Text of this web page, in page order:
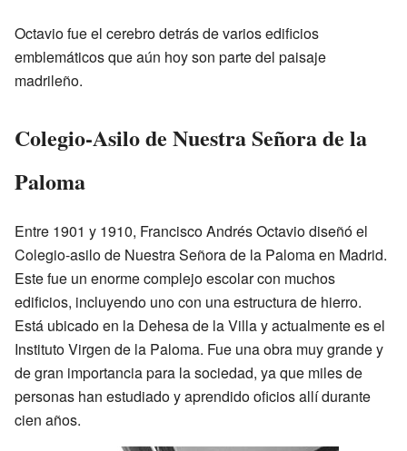
Octavio fue el cerebro detrás de varios edificios
emblemáticos que aún hoy son parte del paisaje
madrileño.
Colegio-Asilo de Nuestra Señora de la
Paloma
Entre 1901 y 1910, Francisco Andrés Octavio diseñó el
Colegio-asilo de Nuestra Señora de la Paloma en Madrid.
Este fue un enorme complejo escolar con muchos
edificios, incluyendo uno con una estructura de hierro.
Está ubicado en la Dehesa de la Villa y actualmente es el
Instituto Virgen de la Paloma. Fue una obra muy grande y
de gran importancia para la sociedad, ya que miles de
personas han estudiado y aprendido oficios allí durante
cien años.